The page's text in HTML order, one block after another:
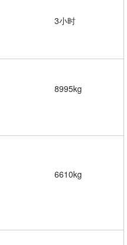
3小时
				8995kg
				6610kg